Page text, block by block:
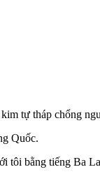
tự tháp chổng
Quốc.
tôi bằng tiếng Ba